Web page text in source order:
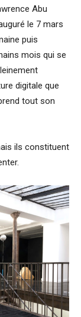
Abu
le 7 mars
puis
mois qui se
digitale que
tout son
ils constituent